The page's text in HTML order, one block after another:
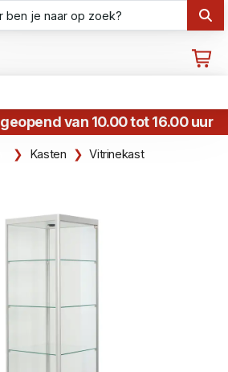
van 10.00 tot 16.00 uur
Kasten Vitrinekast